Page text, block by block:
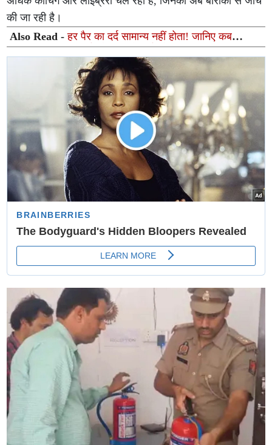
की जा रही है।
Also Read -हर पैर का दर्द सामान्य नहीं होता! जानिए कब
दिखाएं स्पाइन एक्सपर्ट और कब लें हार्ट स्पेशलिस्ट की सलाह